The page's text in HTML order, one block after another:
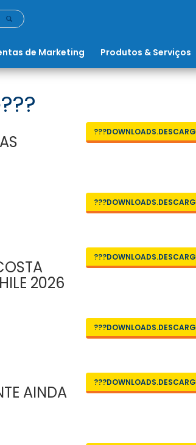
de Marketing Produtos & Serviços
2026
AINDA